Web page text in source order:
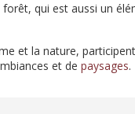
qui est aussi un
et la nature, participent
et de paysages.